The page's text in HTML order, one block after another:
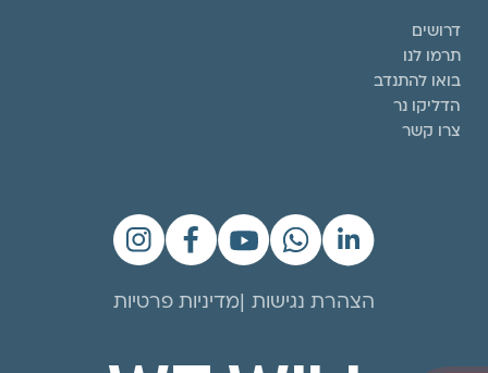
דרושים
תרמו לנו
בואו להתנדב
הדליקו נר
צרו קשר
הצהרת נגישות מדיניות פרטיות